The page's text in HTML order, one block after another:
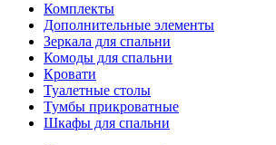
Комплекты
Дополнительные элементы
Зеркала для спальни
Комоды для спальни
Кровати
Туалетные столы
Тумбы прикроватные
Шкафы для спальни